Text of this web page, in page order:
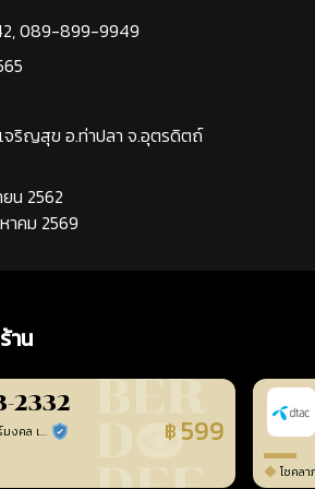
,089-899-9949
จริญสุข อ.ท่าปลา จ.อุตรดิตถ์
น 2562
าคม 2569
าน
2332
อภิญญาเบอร์มงคล เบอร์สวยเลขศาสตร์ ร้านยืนยันแล้ว ฿ 599
โชคลา